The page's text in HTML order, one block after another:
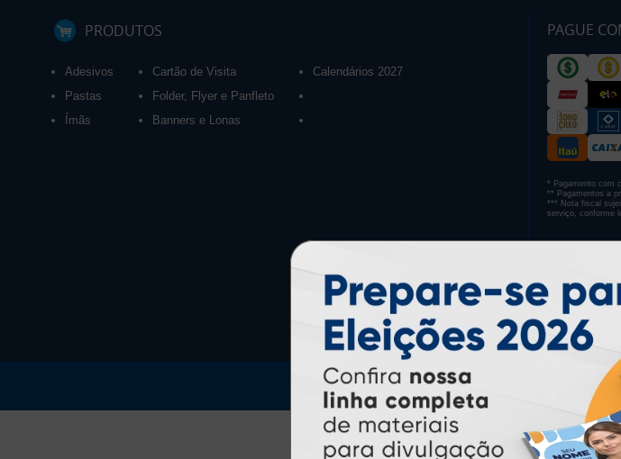
PRODUTOS
Adesivos
Pastas
Ímãs
Cartão de Visita
Folder, Flyer e Panfleto
Banners e Lonas
Calendários 2027
PAGUE
* Pagamento com
** Pagamentos a
*** Nota fiscal
serviço, conforme
IMPRA INDUSTRIA GRAFICA
Atual Card © 2026. Todos